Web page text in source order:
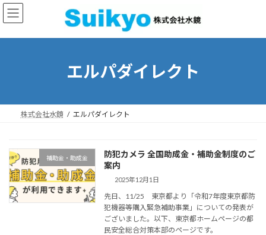
コ
ン
ン
ナ
ビ
ー
エルパダイレクト
株式会社水鏡 エルパダイレクト
補助金・助成金
防犯カメラ 全国助成金・補助金制度のご
案内
2025年12月1日
先日、11/25 東京都より「令和7年度東京都防
犯機器等購入緊急補助事業」についての発表が
ございました。以下、東京都ホームページの都
民安全総合対策本部のページです。